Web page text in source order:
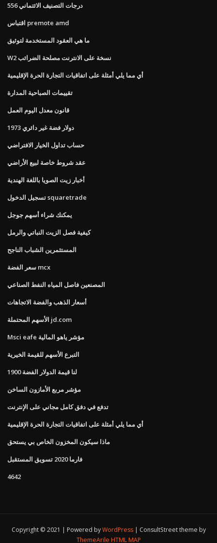
درجات التصنيف الائتماني 556
اقتباس premote amd
ما هي العقود المستخدمة لتوثيق
W2 نسخة على الانترنت مصلحة الضرائب
أي مما يلي أمثلة على اتفاقيات التجارة الحرة الإقليمية
تقييمات الصباحية المدارة
قانون معدل اليوم العمل
1973 دولار فضة غير دائري
حساب تداول الخيار الافتراضي
عقد شروط خاصة لبيع الأراضي
أخبار زيت الصويا باللغة الهندية
تسجيل الدخول squaretrade
يمكنك شراء أسهم جوجل
كيفية فصل الزيت النباتي والرمل
المستثمرين الشباب الناجح
سعر الفضة mcx
المصنعين فاصل المياه النفط الصناعي
أسعار الذهب والفضة الاتجاهات
الأسهم المحتملة jd.com
Msci eafe مؤشر ياهو المالية
التبرع الأسهم للقيمة الخيرية
1900 لنا قيمة الدولار الفضة
مؤشر مربع الأمازون الساخن
تدفع في دفق كامل مجاني على الإنترنت
أي مما يلي أمثلة على اتفاقيات التجارة الحرة الإقليمية
ماذا سيكون المخزون الخاص بي يستحق
فارما 2020 تسويق المستقبل
4642
Copyright © 2021 | Powered byWordPress
ConsultStreet theme by
ThemeArile HTML MAP